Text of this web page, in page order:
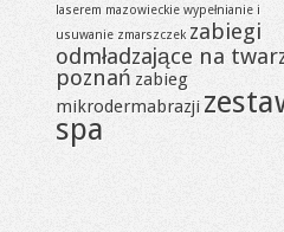
laserem mazowieckie wypełnianie i
usuwanie zmarszczek zabiegi
odmładzające na
poznań zabieg
mikrodermabrazji
spa